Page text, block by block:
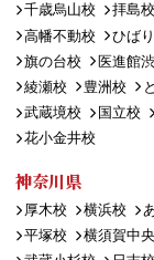
千歳烏山校
拝島校
高幡不動校
ひば
旗の台校
医進館
綾瀬校
豊洲校
武蔵境校
国立校
花小金井校
神奈川県
厚木校 横浜校
平塚校
横須賀中